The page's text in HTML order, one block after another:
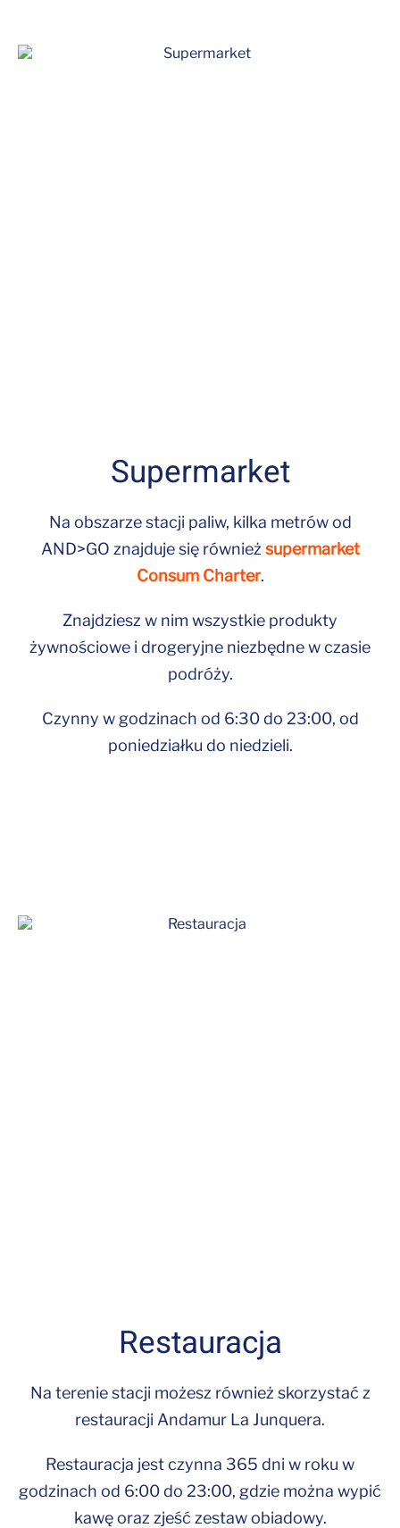
Supermarket
Na obszarze stacji paliw, kilka metrów od
AND>GO znajduje się również supermarket
Consum Charter.
Znajdziesz w nim wszystkie produkty
żywnościowe i drogeryjne niezbędne w czasie
podróży.
Czynny w godzinach od 6:30 do 23:00, od
poniedziałku do niedzieli.
Restauracja
Na terenie stacji możesz również skorzystać z
restauracji Andamur La Junquera.
Restauracja jest czynna 365 dni w roku w
godzinach od 6:00 do 23:00, gdzie można wypić
kawę oraz zjeść zestaw obiadowy.